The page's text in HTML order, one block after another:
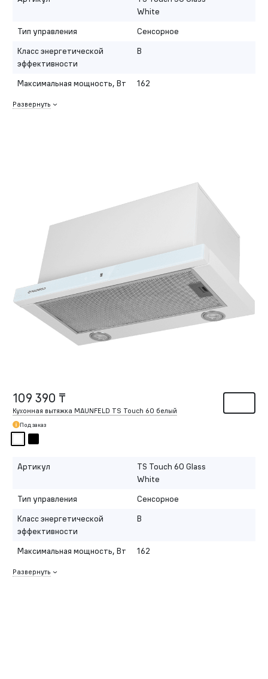
White
Тип управления
Сенсорное
Класс энергетической
эффективности
B
Максимальная мощность, Вт 162
Развернуть
109 390 ₸
Кухонная вытяжка MAUNFELD TS Touch 60 белый
Под заказ
Артикул
TS Touch 60 Glass
White
Тип управления
Сенсорное
Класс энергетической
эффективности
B
Максимальная мощность, Вт 162
Развернуть